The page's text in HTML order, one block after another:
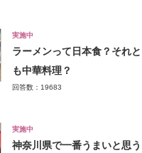
実施中
ラーメンって日本食？それと
も中華料理？
回答数：19683
実施中
神奈川県で一番うまいと思う